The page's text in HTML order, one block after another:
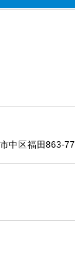
中区福田863-77